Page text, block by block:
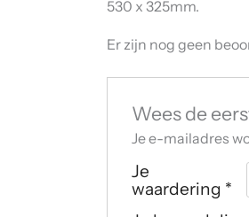
530 x 325mm.
Er zijn nog geen
Wees de
Je e-mailadres
Je
waardering *